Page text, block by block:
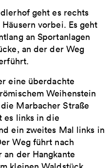
geht es rechts
vorbei. Es geht
an Sportanlagen
an der der Weg
eine überdachte
Weihenstein
Marbacher Straße
es links in die
ein zweites Mal links in
Weg führt nach
der Hangkante